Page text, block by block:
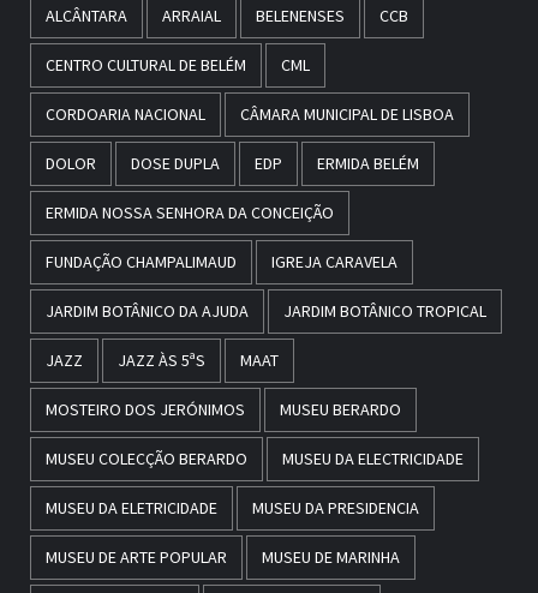
ALCÂNTARA ARRAIAL BELENENSES CCB
CENTRO CULTURAL DE BELÉM CML
CORDOARIA NACIONAL CÂMARA MUNICIPAL DE LISBOA
DOLOR DOSE DUPLA EDP ERMIDA BELÉM
ERMIDA NOSSA SENHORA DA CONCEIÇÃO
FUNDAÇÃO CHAMPALIMAUD IGREJA CARAVELA
JARDIM BOTÂNICO DA AJUDA JARDIM BOTÂNICO TROPICAL
JAZZ JAZZ ÀS 5ªS MAAT
MOSTEIRO DOS JERÓNIMOS MUSEU BERARDO
MUSEU COLECÇÃO BERARDO MUSEU DA ELECTRICIDADE
MUSEU DA ELETRICIDADE MUSEU DA PRESIDENCIA
MUSEU DE ARTE POPULAR MUSEU DE MARINHA